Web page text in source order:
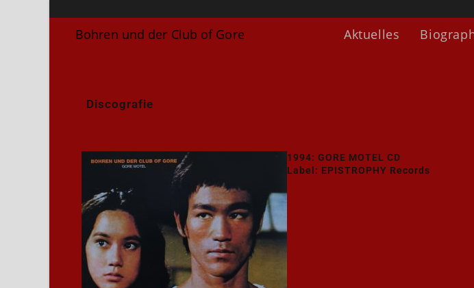
Bohren und der Club of Gore Aktuelles
Discografie
1994: GORE MOTEL CD
Label: EPISTROPHY Records